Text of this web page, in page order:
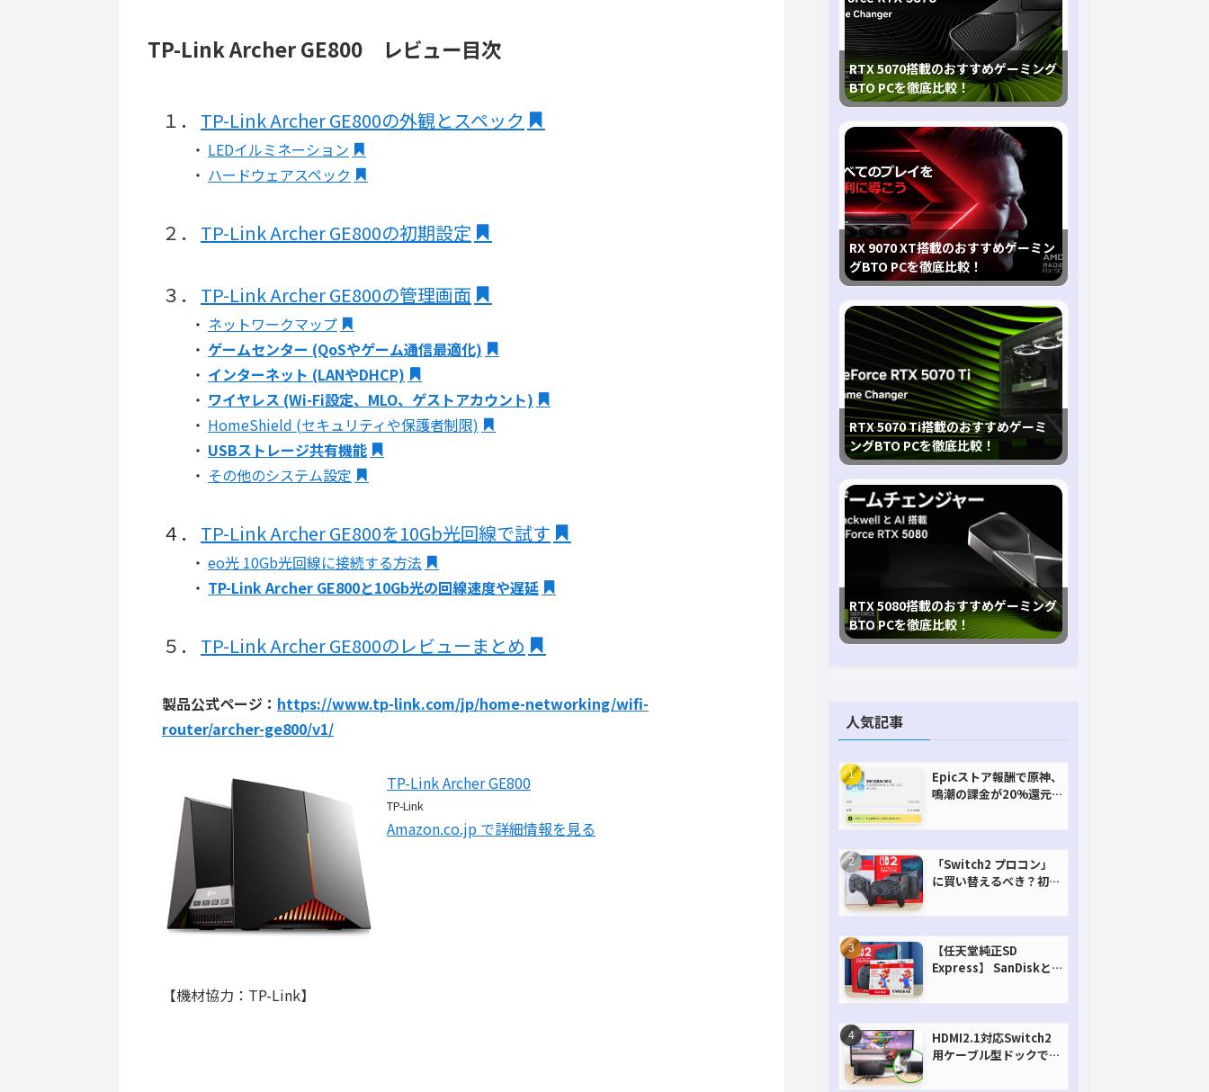
TP-Link Archer GE800 レビュー目次
１． TP-Link Archer GE800の外観とスペック
・ LEDイルミネーション
・ ハードウェアスペック
２． TP-Link Archer GE800の初期設定
３． TP-Link Archer GE800の管理画面
・ ネットワークマップ
・ ゲームセンター (QoSやゲーム通信最適化)
・ インターネット (LANやDHCP)
・ ワイヤレス (Wi-Fi設定、MLO、ゲストアカウント)
・ HomeShield (セキュリティや保護者制限)
・ USBストレージ共有機能
・ その他のシステム設定
４． TP-Link Archer GE800を10Gb光回線で試す
・ eo光 10Gb光回線に接続する方法
・ TP-Link Archer GE800と10Gb光の回線速度や遅延
５． TP-Link Archer GE800のレビューまとめ
製品公式ページ： https://www.tp-link.com/jp/home-networking/wifi-
router/archer-ge800/v1/
TP-Link Archer GE800
TP-Link
Amazon.co.jp で詳細情報を見る
【機材協力：TP-Link】
RTX 5070搭載のおすすめゲーミング
BTO PCを徹底比較！
RX 9070 XT搭載のおすすめゲーミン
グBTO PCを徹底比較！
RTX 5070 Ti搭載のおすすめゲーミ
ングBTO PCを徹底比較！
RTX 5080搭載のおすすめゲーミング
BTO PCを徹底比較！
人気記事
Epicストア報酬で原神、
鳴潮の課金が20%還元
「Switch2 プロコン」
に買い替えるべき？初代
【任天堂純正SD
Express】 SanDiskと
HDMI2.1対応Switch2
用ケーブル型ドックで省